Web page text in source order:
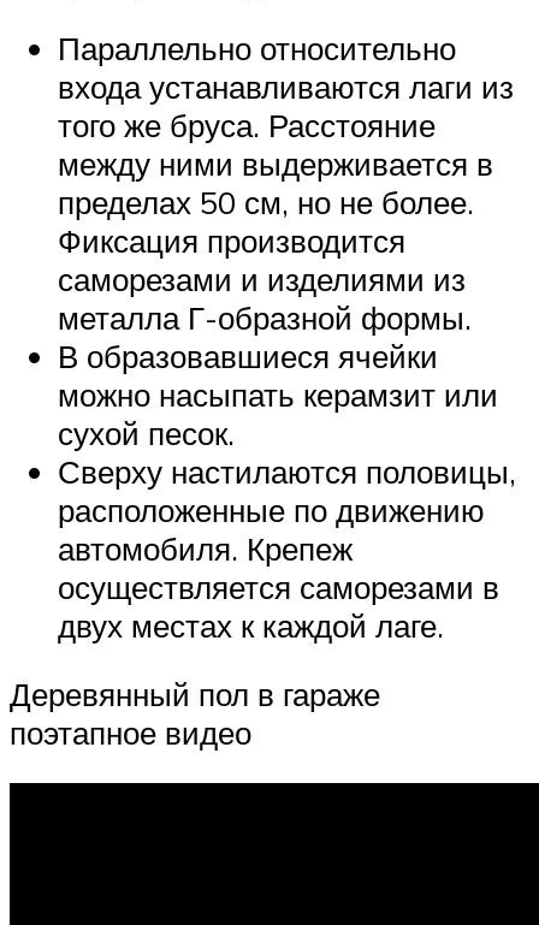
Параллельно относительно
входа устанавливаются лаги из
того же бруса. Расстояние
между ними выдерживается в
пределах 50 см, но не более.
Фиксация производится
саморезами и изделиями из
металла Г-образной формы.
В образовавшиеся ячейки
можно насыпать керамзит или
сухой песок.
Сверху настилаются половицы,
расположенные по движению
автомобиля. Крепеж
осуществляется саморезами в
двух местах к каждой лаге.
Деревянный пол в гараже
поэтапное видео